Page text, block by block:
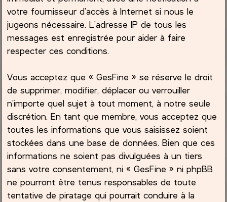
votre fournisseur d’accès à Internet si nous le
jugeons nécessaire. L’adresse IP de tous les
messages est enregistrée pour aider à faire
respecter ces conditions.
Vous acceptez que « GesFine » se réserve le droit
de supprimer, modifier, déplacer ou verrouiller
n’importe quel sujet à tout moment, à notre seule
discrétion. En tant que membre, vous acceptez que
toutes les informations que vous saisissez soient
stockées dans une base de données. Bien que ces
informations ne soient pas divulguées à un tiers
sans votre consentement, ni « GesFine » ni phpBB
ne pourront être tenus responsables de toute
tentative de piratage qui pourrait conduire à la